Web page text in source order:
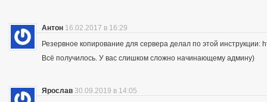
Антон 16.02.2017 в 16:29
Резервное копирование для сервера делал по этой
Всё получилось. У вас слишком сложно начинающему админу)
Ярослав 30.09.2019 в 14:05